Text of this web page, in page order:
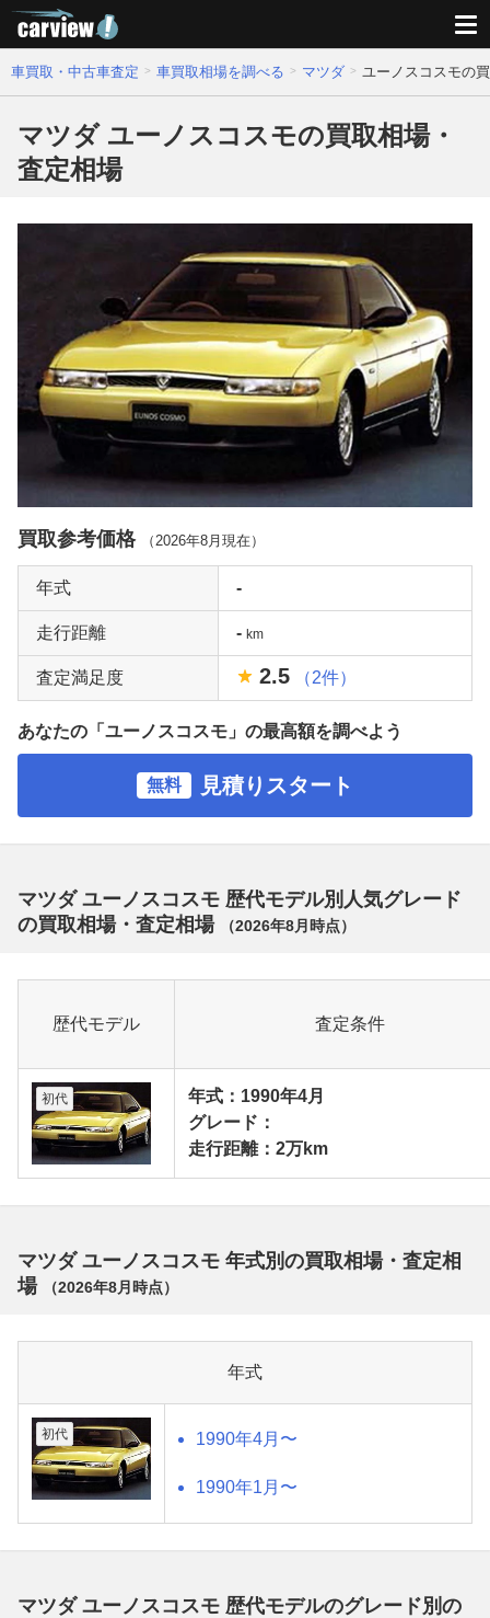
車買取・中古車査定 車買取相場を調べる マツダ ユーノスコスモの
マツダ ユーノスコスモの買取相場・
査定相場
買取参考価格 （ 2026年8月 現在）
年式 -
走行距離 - km
査定満足度 2.5 （2件）
あなたの「ユーノスコスモ」の最高額を調べよう
無料 見積りスタート
マツダ ユーノスコスモ 歴代モデル別人気グレード
の買取相場・査定相場
（2026年8月 時点）
歴代モデル 査定条件
初代
年式：1990年4月
グレード：
走行距離：2万km
マツダ ユーノスコスモ 年式別の買取相場・査定相
場
（2026年8月 時点）
年式
初代 1990年4月〜
1990年1月〜
マツダ ユーノスコスモ 歴代モデルのグレード別の